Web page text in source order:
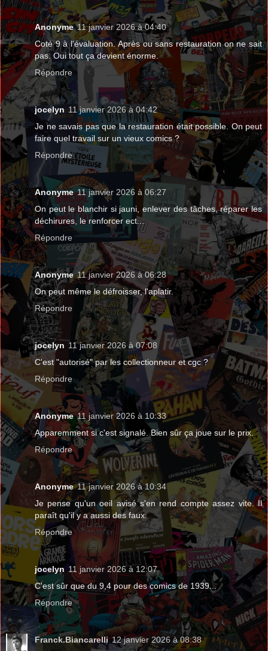
Anonyme 11 janvier 2026 à 04:40
Coté 9 à l'évaluation. Après ou sans restauration on ne sait
pas. Oui tout ça devient énorme.
Répondre
jocelyn 11 janvier 2026 à 04:42
Je ne savais pas que la restauration était possible. On peut
faire quel travail sur un vieux comics ?
Répondre
Anonyme 11 janvier 2026 à 06:27
On peut le blanchir si jauni, enlever des tâches, réparer les
déchirures, le renforcer ect...
Répondre
Anonyme 11 janvier 2026 à 06:28
On peut même le défroisser, l'aplatir.
Répondre
jocelyn 11 janvier 2026 à 07:08
C'est "autorisé" par les collectionneur et cgc ?
Répondre
Anonyme 11 janvier 2026 à 10:33
Apparemment si c'est signalé. Bien sûr ça joue sur le prix.
Répondre
Anonyme 11 janvier 2026 à 10:34
Je pense qu'un oeil avisé s'en rend compte assez vite. Il
paraît qu'il y a aussi des faux.
Répondre
jocelyn 11 janvier 2026 à 12:07
C'est sûr que du 9,4 pour des comics de 1939...
Répondre
Franck.Biancarelli 12 janvier 2026 à 08:38